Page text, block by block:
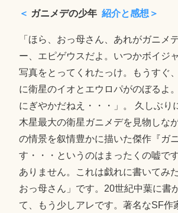
＜ ガニメデの少年 紹介と感想＞
「ほら、おっ母さん、あれがガニメ
ー、エピゲウスだよ。いつかボイジ
写真をとってくれたっけ。もうすぐ
に衛星のイオとエウロパがのぼるよ
にぎやかだねえ・・・」。 久しぶり
木星最大の衛星ガニメデを見物しな
の情景を叙情豊かに描いた傑作『ガ
す・・・というのはまったくの嘘で
ありません。これは戯れに書いてみ
おっ母さん」です。20世紀中葉に書
て、もう少しアレです。著名なSF作